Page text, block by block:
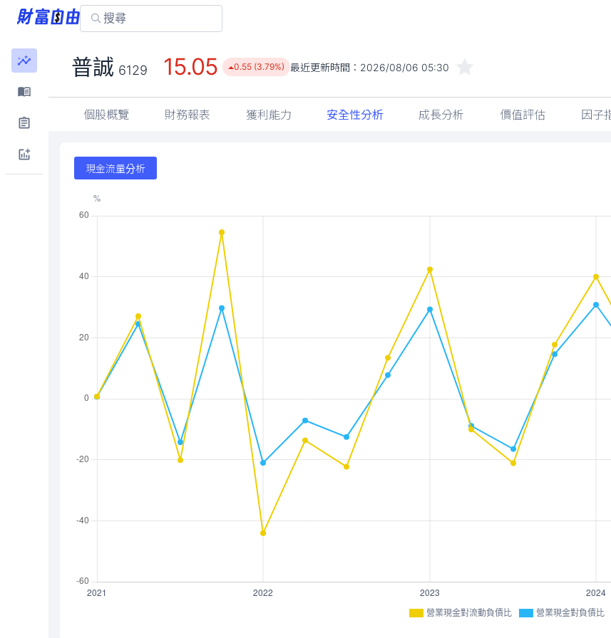
普誠 6129 15.05 0.55 (3.79%) 最近更新時間： 2026/08/06 05:30
個股概覽 財務報表 獲利能力 安全性分析 成長分析 價值評估 因子
現金流量分析
營業現金對流動負債比 營業現金對負債比